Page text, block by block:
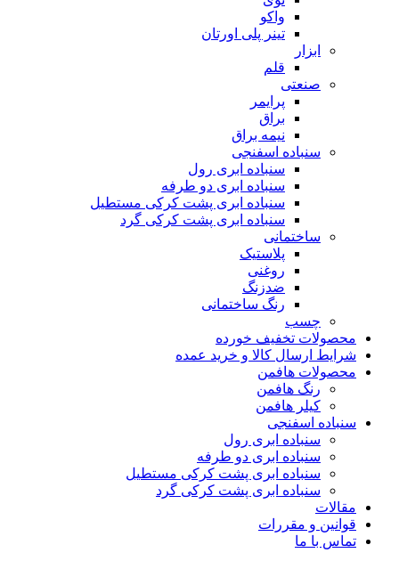
واکو
تینر پلی اورتان
ابزار
قلم
صنعتی
پرایمر
براق
نیمه براق
سنباده اسفنجی
سنباده ابری رول
سنباده ابری دو طرفه
سنباده ابری پشت کرکی مستطیل
سنباده ابری پشت کرکی گرد
ساختمانی
پلاستیک
روغنی
ضدزنگ
رنگ ساختمانی
چسب
محصولات تخفیف خورده
شرایط ارسال کالا و خرید عمده
محصولات هافمن
رنگ هافمن
کیلر هافمن
سنباده اسفنجی
سنباده ابری رول
سنباده ابری دو طرفه
سنباده ابری پشت کرکی مستطیل
سنباده ابری پشت کرکی گرد
مقالات
قوانین و مقررات
تماس با ما